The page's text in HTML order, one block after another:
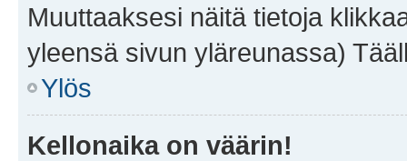
Muuttaaksesi näitä tietoja
yleensä sivun yläreunassa)
Ylös
Kellonaika on väärin!